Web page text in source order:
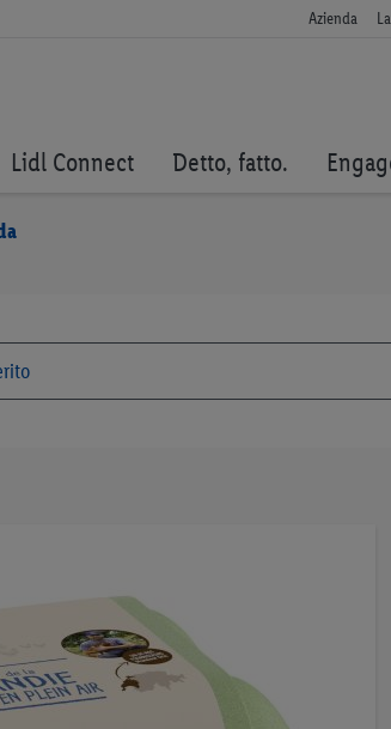
Azienda
Lidl Connect Detto, fatto.